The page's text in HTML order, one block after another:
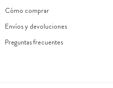
Cómo comprar
Envíos y devoluciones
Preguntas frecuentes